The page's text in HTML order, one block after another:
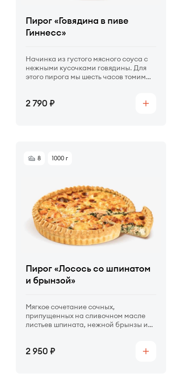
Пирог «Говядина в пиве
Гиннесс»
Начинка из густого мясного соуса с
нежными кусочками говядины. Для
этого пирога мы шесть часов томим
Цена
2 790 Купить
8 1000 г
Пирог «Лосось со шпинатом
и брынзой»
Мягкое сочетание сочных,
припущенных на сливочном масле
листьев шпината, нежной брынзы и
Цена
2 950 Купить